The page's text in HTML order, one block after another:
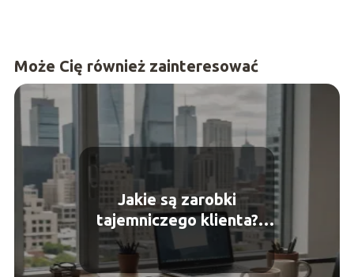
Może Cię również zainteresować
Jakie są zarobki
tajemniczego klienta?
Praca i wynagrodzenie